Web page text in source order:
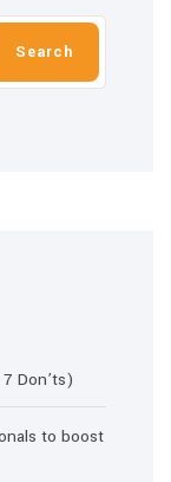
Search
Don’ts)
to boost